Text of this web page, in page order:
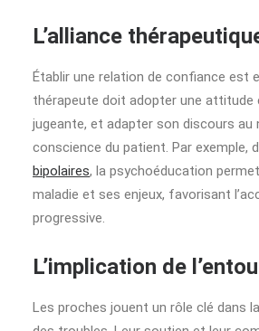
L’alliance
Établir une relation de confiance est
thérapeute doit adopter une attitude
jugeante, et adapter son discours au
conscience du patient. Par exemple,
bipolaires, la psychoéducation permet
maladie et ses enjeux, favorisant
progressive.
L’implication de
Les proches jouent un rôle clé dans